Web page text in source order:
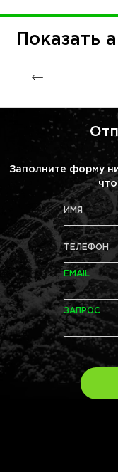
Показать
Заполните форму
ИМЯ
ТЕЛЕФОН
EMAIL
ЗАПРОС